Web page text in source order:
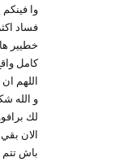
وا
فساد
خطيير
كامل
اللهم
و الله
لك
الان
باش